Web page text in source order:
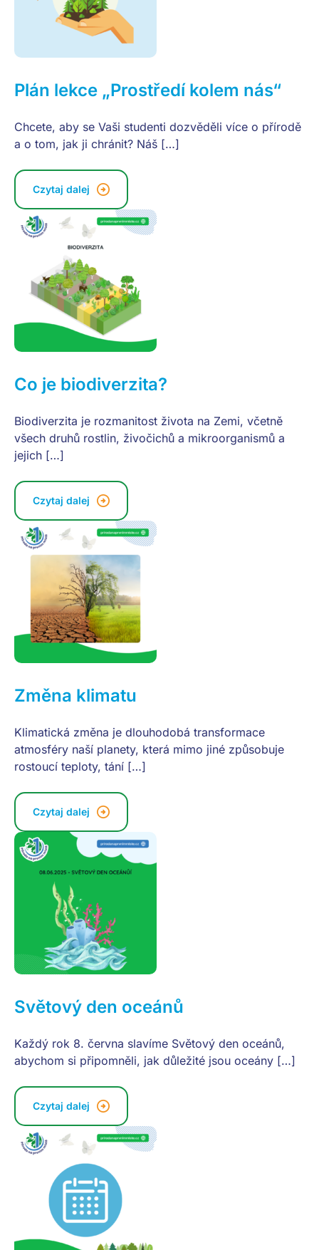
Plán lekce „Prostředí kolem nás“
Chcete, aby se Vaši studenti dozvěděli více o přírodě
a o tom, jak ji chránit? Náš […]
Czytaj dalej
Co je biodiverzita?
Biodiverzita je rozmanitost života na Zemi, včetně
všech druhů rostlin, živočichů a mikroorganismů a
jejich […]
Czytaj dalej
Změna klimatu
Klimatická změna je dlouhodobá transformace
atmosféry naší planety, která mimo jiné způsobuje
rostoucí teploty, tání […]
Czytaj dalej
Světový den oceánů
Každý rok 8. června slavíme Světový den oceánů,
abychom si připomněli, jak důležité jsou oceány […]
Czytaj dalej